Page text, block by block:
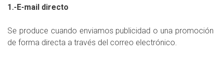
1.-E-mail directo
Se produce cuando enviamos publicidad o una promoción
de forma directa a través del correo electrónico.